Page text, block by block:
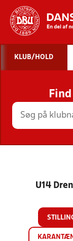
KLUB/HOLD
U14